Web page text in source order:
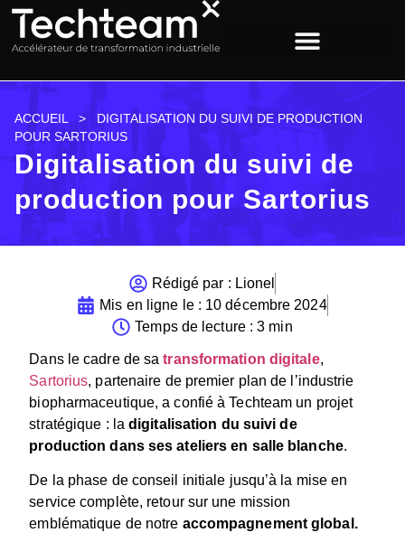
ACCUEIL>
DIGITALISATION DU SUIVI DE PRODUCTION
POUR SARTORIUS
Digitalisation du suivi de
production pour Sartorius
Rédigé par : Lionel
Mis en ligne le : 10 décembre 2024
Temps de lecture : 3 min
Dans le cadre de satransformation digitale,
Sartorius, partenaire de premier plan de l’industrie
biopharmaceutique, a confié à Techteam un projet
stratégique : ladigitalisation du suivi de
production dans ses ateliers en salle blanche.
De la phase de conseil initiale jusqu’à la mise en
service complète, retour sur une mission
emblématique de notre accompagnement global.